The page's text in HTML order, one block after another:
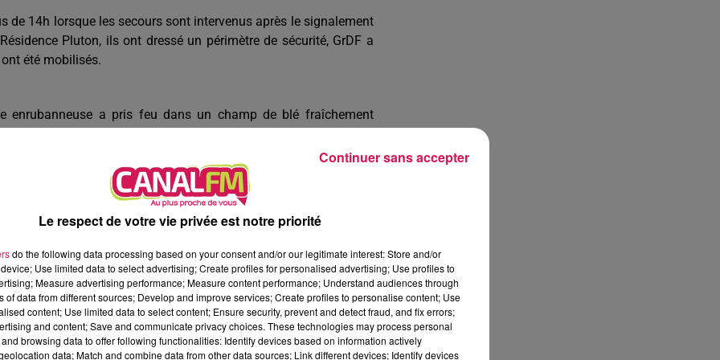
de 14h lorsque les secours sont intervenus après le signalement
Pluton, ils ont dressé un périmètre de sécurité, GrDF a
été mobilisés.
enrubanneuse a pris feu dans un champ de blé fraîchement
des flammes. Les sapeurs-pompiers de Le Quesnoy sont
de marche, Virginie elle, se balade avec son sac poubelle.
et sa soupape, c’est la forêt de Mormal. Elle y observe les
Des déchets à la pelle, qu’elle ramasse, qu’elle prend photos,
créé un groupe, « Nettoyons Mormal », c’était fin juillet. Depuis,
en tout genre laissées dans la forêt.
les immenses portes principales de l’Eglise St Pierre St
Le respect de votre vie privée est notre priorité
do the following data processing based on your consent and/or our legitimate interest: Store and/or
Use limited data to select advertising; Create profiles for personalised advertising; Use profiles to
Measure advertising performance; Measure content performance; Understand audiences through
of data from different sources; Develop and improve services; Create profiles to personalise content; Use
content; Use limited data to select content; Ensure security, prevent and detect fraud, and fix errors;
and content; Save and communicate privacy choices. These technologies may process personal
browsing data to offer following functionalities: Identify devices based on information actively
data; Match and combine data from other data sources; Link different devices; Identify devices
Continuer sans accepter